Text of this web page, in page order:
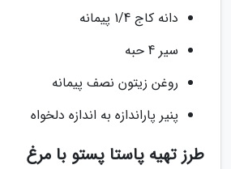
دانه کاج 1/4 پیمانه
سیر 4 حبه
روغن زیتون نصف پیمانه
پنیر پاراندازه به اندازه دلخواه
طرز تهیه پاستا پستو با مرغ